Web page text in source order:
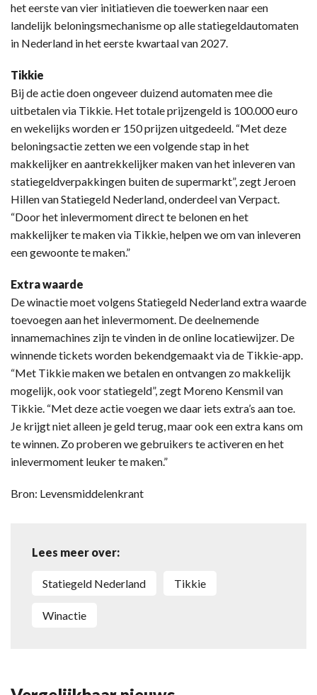
het eerste van vier initiatieven die toewerken naar een
landelijk beloningsmechanisme op alle statiegeldautomaten
in Nederland in het eerste kwartaal van 2027.
Tikkie
Bij de actie doen ongeveer duizend automaten mee die
uitbetalen via Tikkie. Het totale prijzengeld is 100.000 euro
en wekelijks worden er 150 prijzen uitgedeeld. “Met deze
beloningsactie zetten we een volgende stap in het
makkelijker en aantrekkelijker maken van het inleveren van
statiegeldverpakkingen buiten de supermarkt”, zegt Jeroen
Hillen van Statiegeld Nederland, onderdeel van Verpact.
“Door het inlevermoment direct te belonen en het
makkelijker te maken via Tikkie, helpen we om van inleveren
een gewoonte te maken.”
Extra waarde
De winactie moet volgens Statiegeld Nederland extra waarde
toevoegen aan het inlevermoment. De deelnemende
innamemachines zijn te vinden in de online locatiewijzer. De
winnende tickets worden bekendgemaakt via de Tikkie-app.
“Met Tikkie maken we betalen en ontvangen zo makkelijk
mogelijk, ook voor statiegeld”, zegt Moreno Kensmil van
Tikkie. “Met deze actie voegen we daar iets extra’s aan toe.
Je krijgt niet alleen je geld terug, maar ook een extra kans om
te winnen. Zo proberen we gebruikers te activeren en het
inlevermoment leuker te maken.”
Bron: Levensmiddelenkrant
Lees meer over:
Statiegeld Nederland Tikkie
winactie